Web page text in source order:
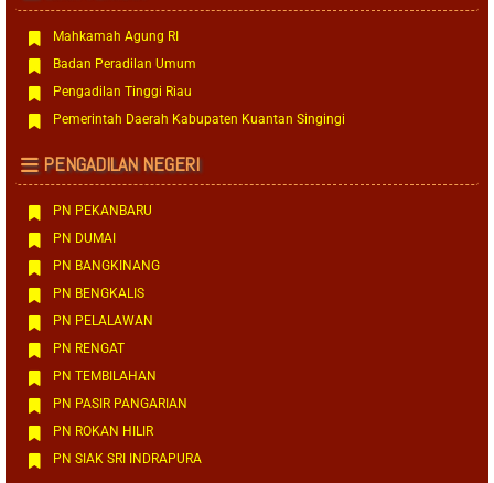
Mahkamah Agung RI
Badan Peradilan Umum
Pengadilan Tinggi Riau
Pemerintah Daerah Kabupaten Kuantan Singingi
PENGADILAN NEGERI
PN PEKANBARU
PN DUMAI
PN BANGKINANG
PN BENGKALIS
PN PELALAWAN
PN RENGAT
PN TEMBILAHAN
PN PASIR PANGARIAN
PN ROKAN HILIR
PN SIAK SRI INDRAPURA